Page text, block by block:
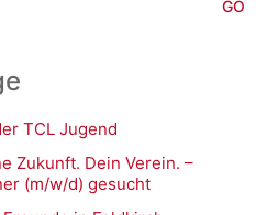
TCL Jugend
Zukunft. Dein Verein. –
(m/w/d) gesucht